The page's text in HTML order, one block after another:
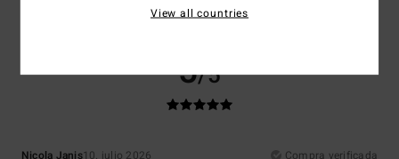
5/5
Nicola Janis10. julio 2026
Compra verificada
View all countries